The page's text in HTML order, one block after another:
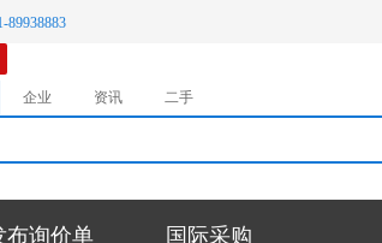
89938883
企业 资讯 二手
布询价单 国际采购